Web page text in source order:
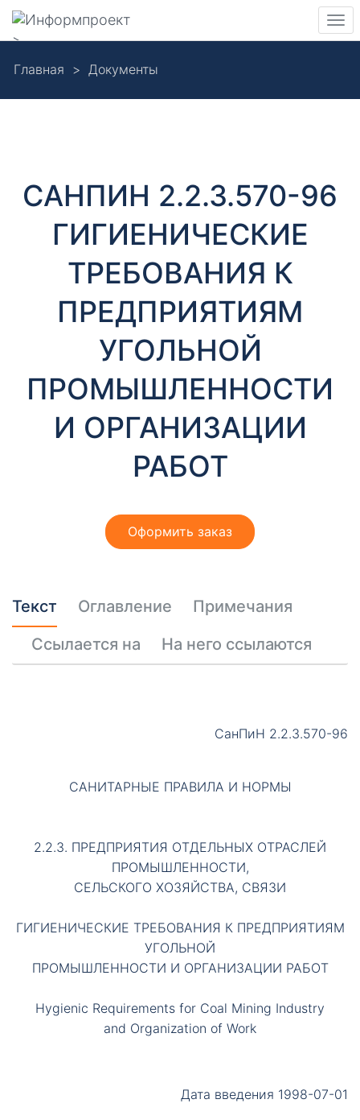
main
Навигация
>
Главная Документы
Д
кСАНПИН 2.2.3.570-96
ГИГИЕНИЧЕСКИЕ
ТРЕБОВАНИЯ К
ПРЕДПРИЯТИЯМ
УГОЛЬНОЙ
ПРОМЫШЛЕННОСТИ
И ОРГАНИЗАЦИИ
РАБОТ
Оформить заказ
Текст Оглавление
Примечания
Ссылается на
На него ссылаются
СанПиН 2.2.3.570-96
САНИТАРНЫЕ ПРАВИЛА И НОРМЫ
2.2.3. ПРЕДПРИЯТИЯ ОТДЕЛЬНЫХ ОТРАСЛЕЙ
ПРОМЫШЛЕННОСТИ,
СЕЛЬСКОГО ХОЗЯЙСТВА, СВЯЗИ
ГИГИЕНИЧЕСКИЕ ТРЕБОВАНИЯ К ПРЕДПРИЯТИЯМ
УГОЛЬНОЙ
ПРОМЫШЛЕННОСТИ И ОРГАНИЗАЦИИ РАБОТ
Hygienic Requirements for Coal Mining Industry
and Organization of Work
Дата введения 1998-07-01
Необходимые
для
функционирования
веб-сайта.